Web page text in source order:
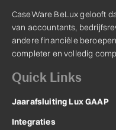
CaseWare BeLux gelooft
van accountants,
andere financiële
completer en volledig
Quick Links
Jaarafsluiting Lux GAAP
Integraties